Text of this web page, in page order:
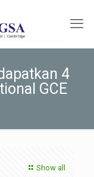
4
GCE
Show all